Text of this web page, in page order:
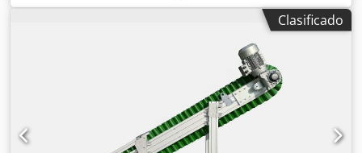
Accionamiento: reductor aprox. 4 kW. * Dimensiones de la
Clasificado